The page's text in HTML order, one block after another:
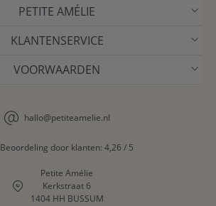
PETITE AMÉLIE
KLANTENSERVICE
VOORWAARDEN
hallo@petiteamelie.nl
Beoordeling door klanten: 4,26 / 5
Petite Amélie
Kerkstraat 6
1404 HH BUSSUM